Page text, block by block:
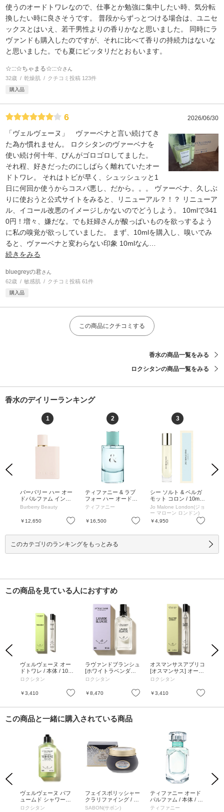
使うのオードトワレなので、仕事とか勉強に集中したい時、気分転
換したい時に良さそうです。 普段からずっとつける場合は、ユニセ
ックスとはいえ、若干男性よりの香りかなと思いました。 同時にラ
ヴァンドも購入したのですが、それに比べて香りの持続力はないな
と思いました。でも夏にピッタリだとおもいます。
☆:::☆ちゃまる☆:::☆さん
32歳 乾燥肌 クチコミ投稿 123件
購入品
6 2026/06/30
「ヴェルヴェーヌ」 ヴァーベナと言い続けてき
た為か慣れません。 ロクシタンのヴァーベナを
使い続け何十年、びんがゴロゴロしてました。
それ程、好きだったのにしばらく離れていたオー
ドトワレ。 それはトビが早く、シュッシュッと1
日に何回か使うからコスパ悪し、だから。。。 ヴァーベナ、久しぶ
りに使おうと公式サイトをみると、リニューアル？！？ リニューア
ル、イコール改悪のイメージしかないのでどうしよう。 10mlで341
0円！増々、嫌だな。でも妊婦さんが酸っぱいものを欲っするよう
に私の嗅覚が欲っしていました。 まず、10mlを購入し、嗅いでみ
ると、ヴァーベナと変わらない印象 10mlなん
続きをみる
bluegreyの君さん
62歳 敏感肌 クチコミ投稿 61件
購入品
この商品にクチコミする
香水の商品一覧をみる
ロクシタンの商品一覧をみる
香水のデイリーランキング
Previous
お気に入り
1
バーバリー ハー オー
ドパルファム インテ
ンス / 30mL / フルー
ティー、アンバリーウ
ッド / 30mL
Burberry Beauty
￥12,650 お気に入り
2
ティファニー & ラブ
フォー ハー オードパ
ルファム / 50ml / 本体
ティファニー
￥16,500 お気に入り
3
シー ソルト & ベルガ
モット コロン / 10mL
/ 10mL
Jo Malone London(ジョ
ー マローン ロンドン)
￥4,950
Next
このカテゴリのランキングをもっとみる
この商品を見ている人におすすめ
Previous
お気に入り
ヴェルヴェーヌ オー
ドトワレ / 本体 / 10m
Lロクシタン
￥3,410 お気に入り
ラヴァンドブランシュ
[ホワイトラベンダー]
オードトワレ / 50mL
ロクシタン
￥8,470 お気に入り
オスマンサスアブリコ
[オスマンサス] オード
トワレ / 10mL
ロクシタン
￥3,410
Next
この商品と一緒に購入されている商品
Previous
ヴェルヴェーヌ パフ
ュームド シャワージ
ェル / 本体 / 250mL
ロクシタン
フェイスポリッシャー
クラリファイング / 12
5mL
SABON(サボン)
ティファニー オード
パルファム / 本体 / 50
ml / フローラル
ティファニー
Next